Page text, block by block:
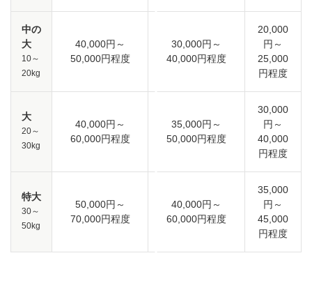
中の
大
10～
20kg
40,000円～
50,000円程度
30,000円～
40,000円程度
20,000
円～
25,000
円程度
大
20～
30kg
40,000円～
60,000円程度
35,000円～
50,000円程度
30,000
円～
40,000
円程度
特大
30～
50kg
50,000円～
70,000円程度
40,000円～
60,000円程度
35,000
円～
45,000
円程度